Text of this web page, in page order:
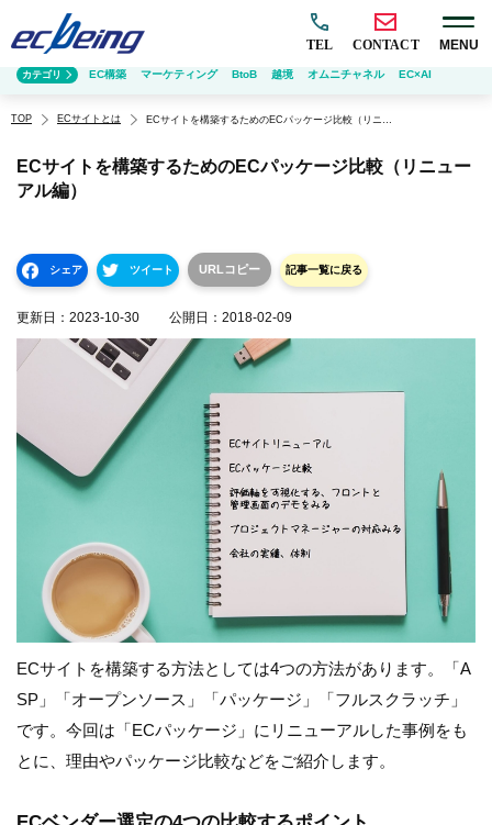
TEL CONTACT MENU
TOP ECサイトとは ECサイトを構築するためのECパッケージ比較（リニューアル編）
ECサイトを構築するためのECパッケージ比較（リニュー
アル編）
シェア ツイート URLコピー 記事一覧に戻る
更新日： 2023-10-30 公開日： 2018-02-09
ECサイトを構築する方法としては4つの方法があります。「A
SP」「オープンソース」「パッケージ」「フルスクラッチ」
です。今回は「ECパッケージ」にリニューアルした事例をも
とに、理由やパッケージ比較などをご紹介します。
カテゴリ EC構築 マーケティング BtoB 越境 オムニチャネル EC×AI